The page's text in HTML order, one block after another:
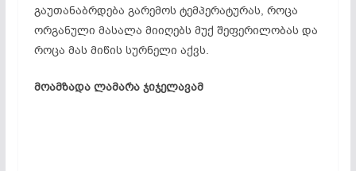
გაუთანაბრდება გარემოს ტემპერატურას, როცა
ორგანული მასალა მიიღებს მუქ შეფერილობას და
როცა მას მიწის სურნელი აქვს.
მოამზადა ლამარა ჯიჯელავამ